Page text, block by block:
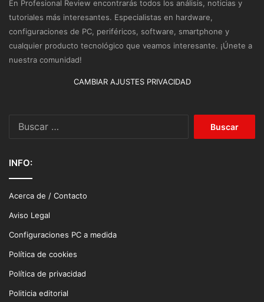
En Profesional Review encontrarás todos los análisis, noticias y
tutoriales más interesantes. Especialistas en hardware,
configuraciones de PC, periféricos, software, smartphone y
cualquier producto tecnológico que veamos interesante. ¡Únete a
nuestra comunidad!
CAMBIAR AJUSTES PRIVACIDAD
INFO:
Acerca de / Contacto
Aviso Legal
Configuraciones PC a medida
Política de cookies
Política de privacidad
Politicia editorial